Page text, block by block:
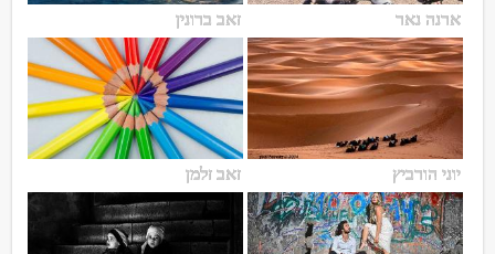
ארנה נאר זאב ברונין
יוני הורביץ זאב זלמן